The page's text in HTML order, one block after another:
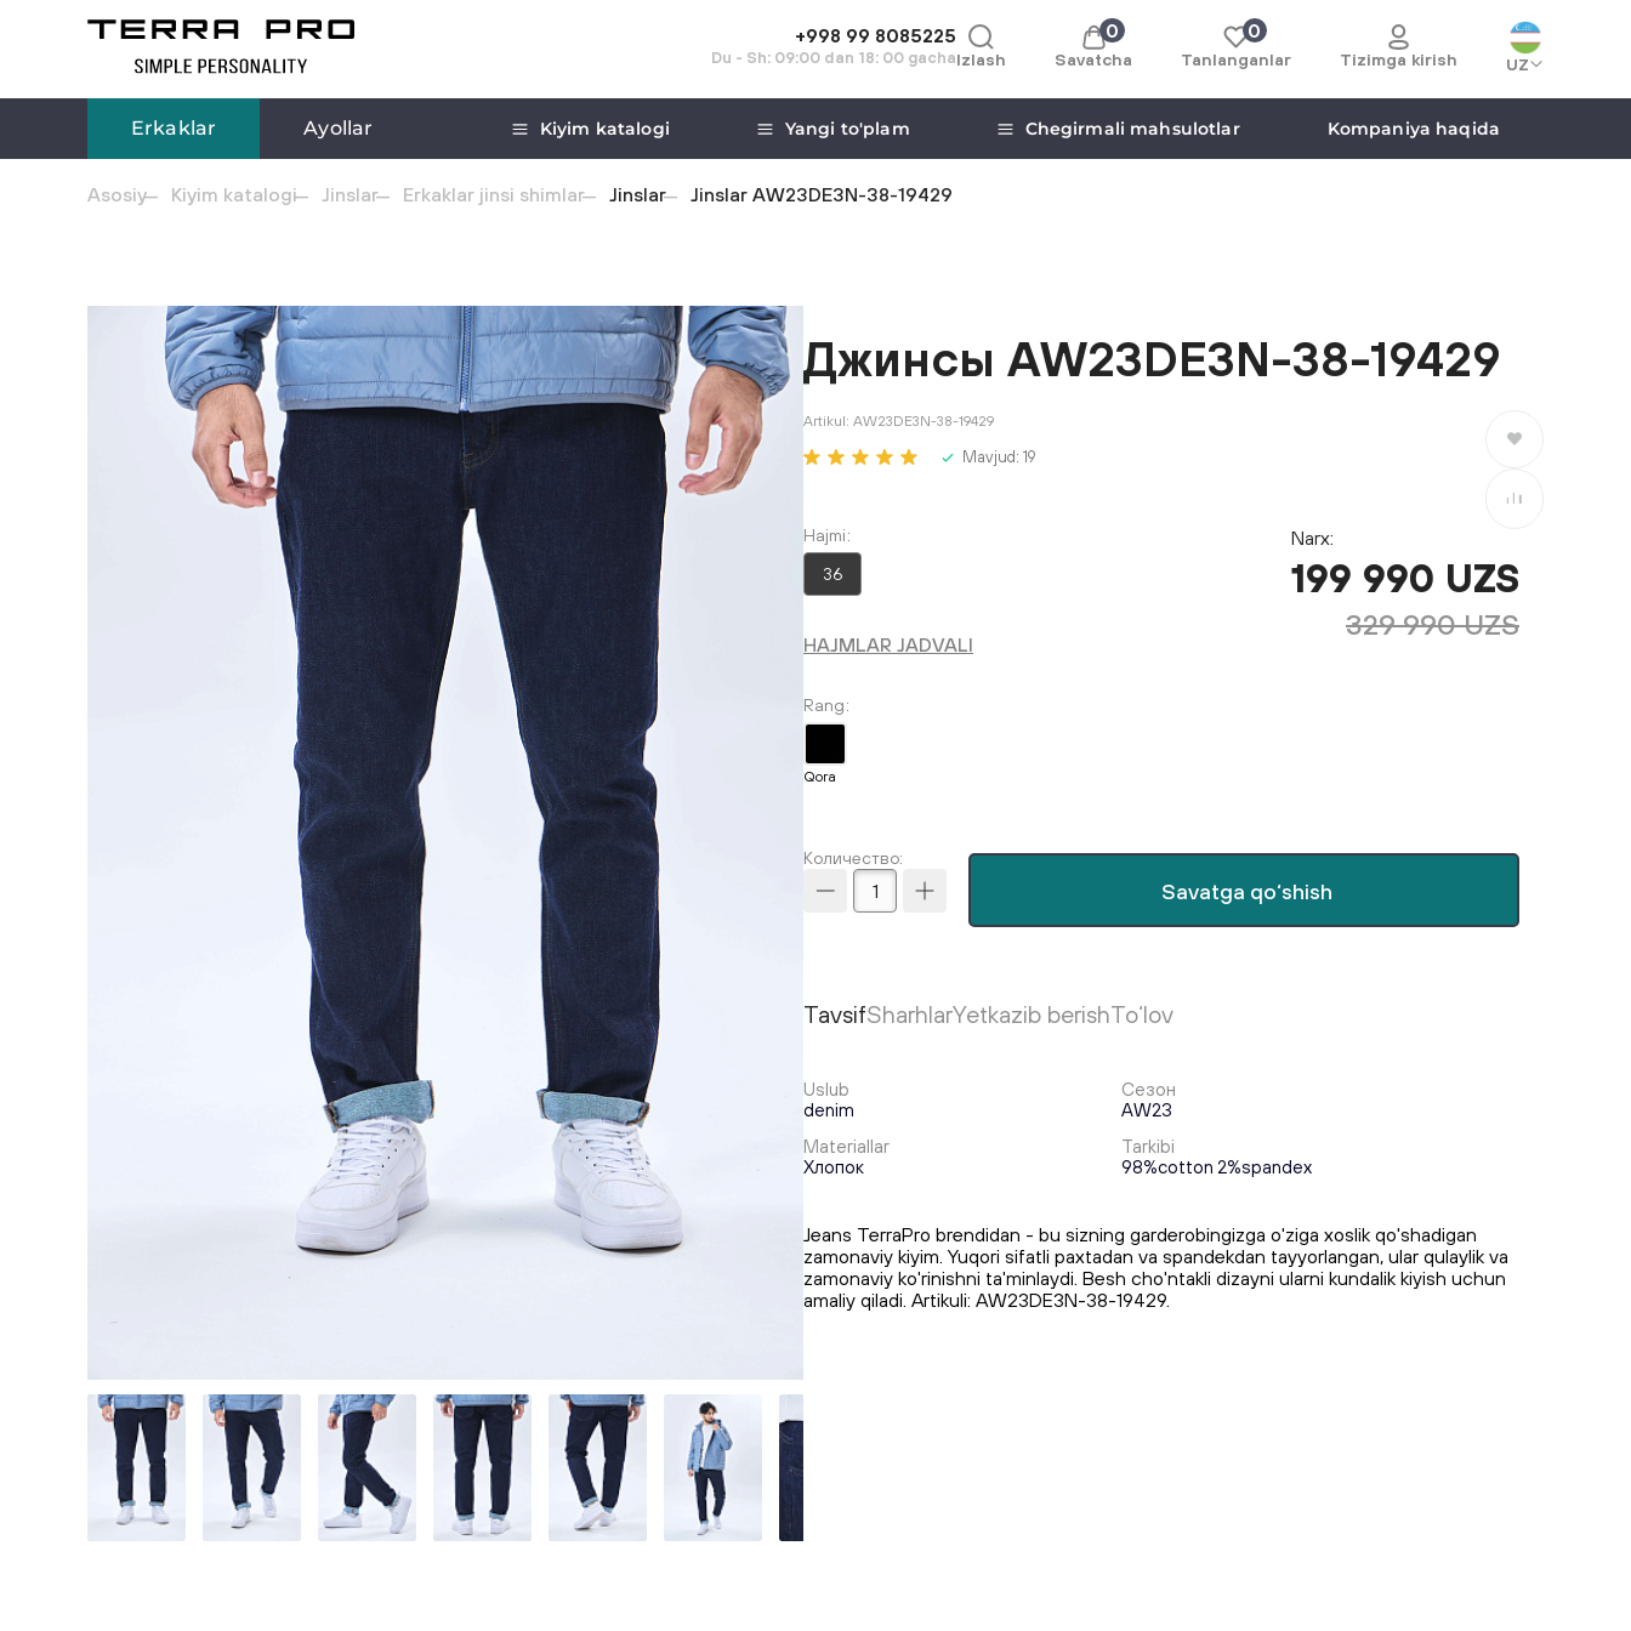
+998 99 8085225
Du - Sh: 09:00 dan 18: 00 gachaIzlash Savatcha
0 0
Tanlanganlar Tizimga kirish UZ
Erkaklar Ayollar Kiyim katalogi Yangi to'plam Chegirmali mahsulotlar Kompaniya haqida
Asosiy Kiyim katalogi Jinslar Erkaklar jinsi shimlar Jinslar Jinslar AW23DE3N-38-19429
Джинсы AW23DE3N-38-19429
Artikul: AW23DE3N-38-19429
Mavjud: 19
Saralanganlarga
Taqqoslashga
Hajmi
36
HAJMLAR JADVALI
Rang
Qora
Narx:
199 990 UZS
329 990 UZS
Количество:
Savatga qo‘shish
TavsifSharhlarYetkazib berishTo‘lov
Uslub
denim
Сезон
AW23
Materiallar
Хлопок
Tarkibi
98%cotton 2%spandex
Jeans TerraPro brendidan - bu sizning garderobingizga o'ziga xoslik qo'shadigan
zamonaviy kiyim. Yuqori sifatli paxtadan va spandekdan tayyorlangan, ular qulaylik va
zamonaviy ko'rinishni ta'minlaydi. Besh cho'ntakli dizayni ularni kundalik kiyish uchun
amaliy qiladi. Artikuli: AW23DE3N-38-19429.